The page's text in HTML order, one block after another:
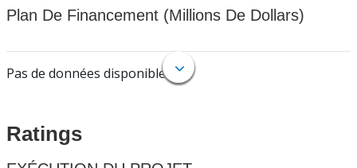
Plan De Financement (Millions De Dollars)
Pas de données disponibles.
Ratings